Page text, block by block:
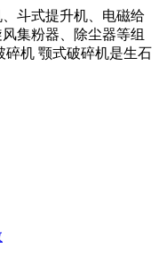
斗式提升机、电磁给
集粉器、除尘器等组
碎机 颚式破碎机是生石